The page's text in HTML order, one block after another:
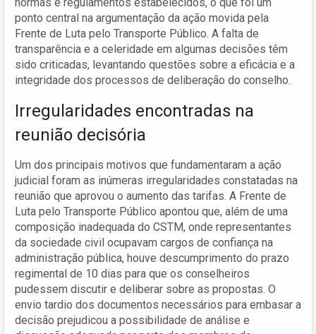
ponto central na argumentação da ação movida pela
Frente de Luta pelo Transporte Público. A falta de
transparência e a celeridade em algumas decisões têm
sido criticadas, levantando questões sobre a eficácia e a
integridade dos processos de deliberação do conselho.
Irregularidades encontradas na
reunião decisória
Um dos principais motivos que fundamentaram a ação
judicial foram as inúmeras irregularidades constatadas na
reunião que aprovou o aumento das tarifas. A Frente de
Luta pelo Transporte Público apontou que, além de uma
composição inadequada do CSTM, onde representantes
da sociedade civil ocupavam cargos de confiança na
administração pública, houve descumprimento do prazo
regimental de 10 dias para que os conselheiros
pudessem discutir e deliberar sobre as propostas. O
envio tardio dos documentos necessários para embasar a
decisão prejudicou a possibilidade de análise e